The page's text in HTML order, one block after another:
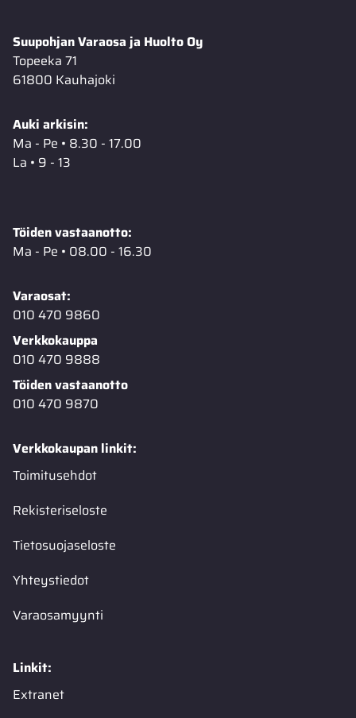
Suupohjan Varaosa ja Huolto Oy
Topeeka 71
61800 Kauhajoki
Auki arkisin:
Ma - Pe • 8.30 - 17.00
La • 9 - 13
Töiden vastaanotto:
Ma - Pe • 08.00 - 16.30
Varaosat:
010 470 9860
Verkkokauppa
010 470 9888
Töiden vastaanotto
010 470 9870
Verkkokaupan linkit:
Toimitusehdot
Rekisteriseloste
Tietosuojaseloste
Yhteystiedot
Varaosamyynti
Linkit:
Extranet